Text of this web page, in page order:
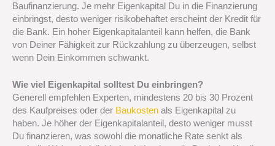
Baufinanzierung. Je mehr Eigenkapital Du in die Finanzierung
einbringst, desto weniger risikobehaftet erscheint der Kredit für
die Bank. Ein hoher Eigenkapitalanteil kann helfen, die Bank
von Deiner Fähigkeit zur Rückzahlung zu überzeugen, selbst
wenn Dein Einkommen schwankt.
Wie viel Eigenkapital solltest Du einbringen?
Generell empfehlen Experten, mindestens 20 bis 30 Prozent
des Kaufpreises oder der Baukosten als Eigenkapital zu
haben. Je höher der Eigenkapitalanteil, desto weniger musst
Du finanzieren, was sowohl die monatliche Rate senkt als